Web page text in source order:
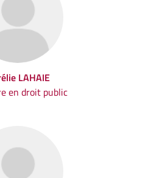
LAHAIE
en droit public